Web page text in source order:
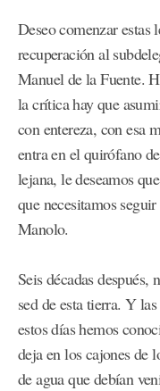
Deseo comenzar estas
recuperación al
Manuel de la Fuente.
la crítica hay que
con entereza, con esa
entra en el quirófano
lejana, le deseamos
que necesitamos
Manolo.
Seis décadas
sed de esta tierra. Y
estos días hemos
deja en los cajones de
de agua que debían